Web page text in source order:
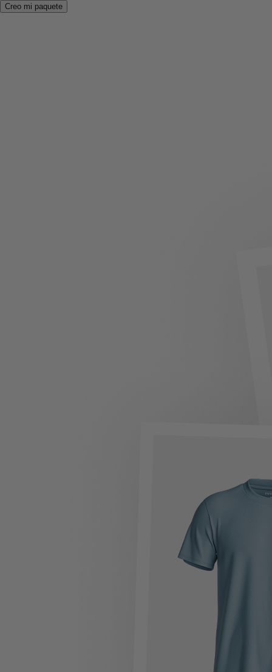
Creo mi paquete